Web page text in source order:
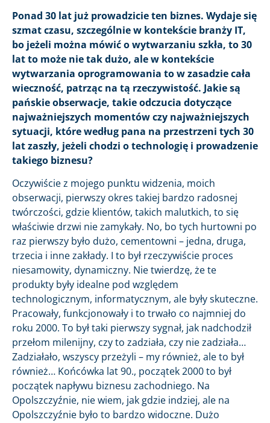
Ponad 30 lat już prowadzicie ten biznes. Wydaje się
szmat czasu, szczególnie w kontekście branży IT,
bo jeżeli można mówić o wytwarzaniu szkła, to 30
lat to może nie tak dużo, ale w kontekście
wytwarzania oprogramowania to w zasadzie cała
wieczność, patrząc na tą rzeczywistość. Jakie są
pańskie obserwacje, takie odczucia dotyczące
najważniejszych momentów czy najważniejszych
sytuacji, które według pana na przestrzeni tych 30
lat zaszły, jeżeli chodzi o technologię i prowadzenie
takiego biznesu?
Oczywiście z mojego punktu widzenia, moich
obserwacji, pierwszy okres takiej bardzo radosnej
twórczości, gdzie klientów, takich malutkich, to się
właściwie drzwi nie zamykały. No, bo tych hurtowni po
raz pierwszy było dużo, cementowni – jedna, druga,
trzecia i inne zakłady. I to był rzeczywiście proces
niesamowity, dynamiczny. Nie twierdzę, że te
produkty były idealne pod względem
technologicznym, informatycznym, ale były skuteczne.
Pracowały, funkcjonowały i to trwało co najmniej do
roku 2000. To był taki pierwszy sygnał, jak nadchodził
przełom milenijny, czy to zadziała, czy nie zadziała…
Zadziałało, wszyscy przeżyli – my również, ale to był
również… Końcówka lat 90., początek 2000 to był
początek napływu biznesu zachodniego. Na
Opolszczyźnie, nie wiem, jak gdzie indziej, ale na
Opolszczyźnie było to bardzo widoczne. Dużo